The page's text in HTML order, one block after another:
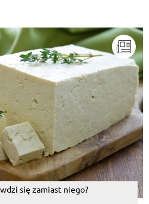
się zamiast niego?